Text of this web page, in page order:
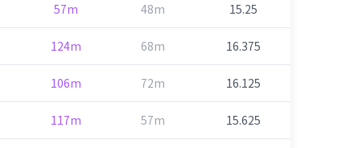
57m 48m 15.25
124m 68m 16.375
106m 72m 16.125
117m 57m 15.625